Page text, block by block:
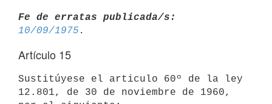
Fe de erratas publicada/s:
10/09/1975
Artículo 15
Sustitúyese el articulo 60º de la ley
12.801, de 30 de noviembre de 1960,